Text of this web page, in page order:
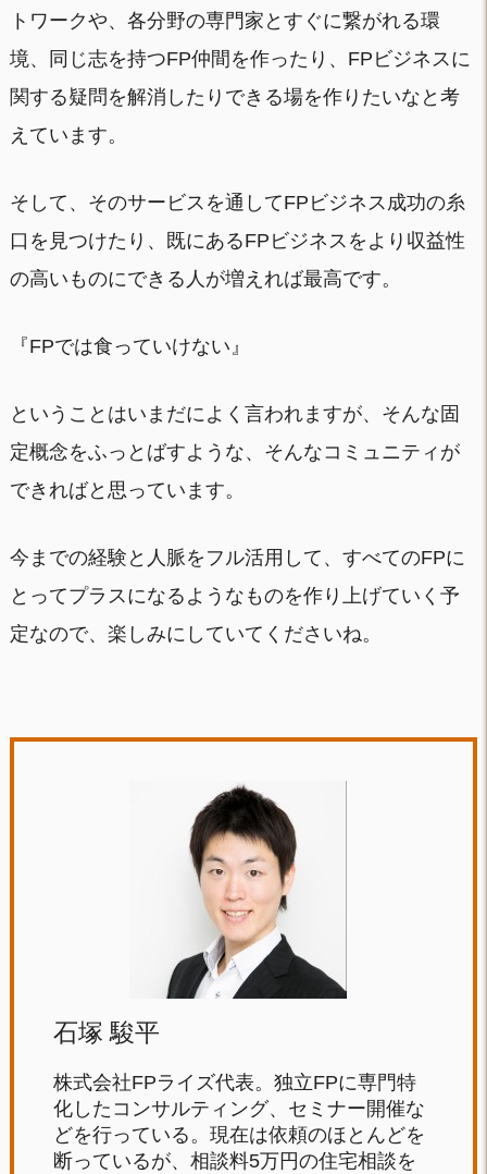
トワークや、各分野の専門家とすぐに繋がれる環
境、同じ志を持つFP仲間を作ったり、FPビジネスに
関する疑問を解消したりできる場を作りたいなと考
えています。
そして、そのサービスを通してFPビジネス成功の糸
口を見つけたり、既にあるFPビジネスをより収益性
の高いものにできる人が増えれば最高です。
『FPでは食っていけない』
ということはいまだによく言われますが、そんな固
定概念をふっとばすような、そんなコミュニティが
できればと思っています。
今までの経験と人脈をフル活用して、すべてのFPに
とってプラスになるようなものを作り上げていく予
定なので、楽しみにしていてくださいね。
石塚 駿平
株式会社FPライズ代表。独立FPに専門特
化したコンサルティング、セミナー開催な
どを行っている。現在は依頼のほとんどを
断っているが、相談料5万円の住宅相談を